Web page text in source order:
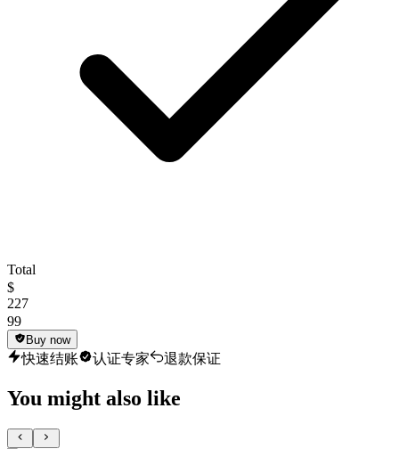
Total
$
227
99
Buy now
快速结账 认证专家 退款保证
You might also like